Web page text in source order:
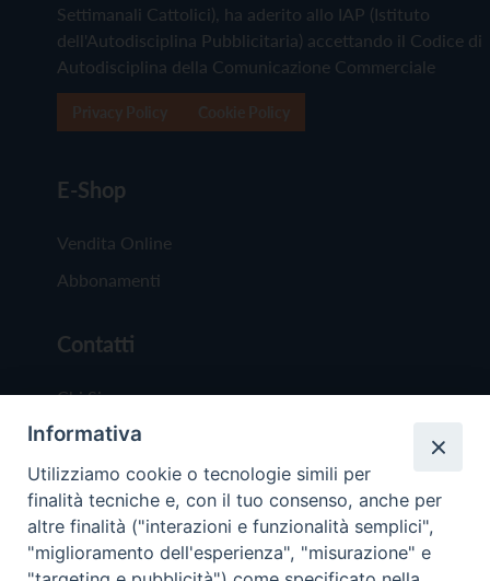
Settimanali Cattolici), ha aderito allo IAP (Istituto
dell'Autodisciplina Pubblicitaria) accettando il Codice di
Autodisciplina della Comunicazione Commerciale
E-Shop
Vendita Online
Abbonamenti
Contatti
Chi Siamo
Redazione
Scrivici
Informativa
Utilizziamo cookie o tecnologie simili per
finalità tecniche e, con il tuo consenso, anche per
altre finalità ("interazioni e funzionalità semplici",
"miglioramento dell'esperienza", "misurazione" e